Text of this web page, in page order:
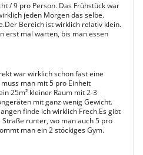
/ 9 pro Person. Das Frühstück war
jeden Morgen das selbe.
Bereich ist wirklich relativ klein.
erst mal warten, bis man essen
war wirklich schon fast eine
man mit 5 pro Einheit
25m² kleiner Raum mit 2-3
mit ganz wenig Gewicht.
finde ich wirklich Frech.Es gibt
runter, wo man auch 5 pro
man ein 2 stöckiges Gym.